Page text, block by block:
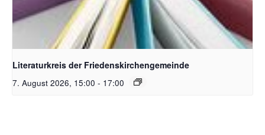
Bildquelle Pixabay
Literaturkreis der Friedenskirchengemeinde
7. August 2026, 15:00 - 17:00